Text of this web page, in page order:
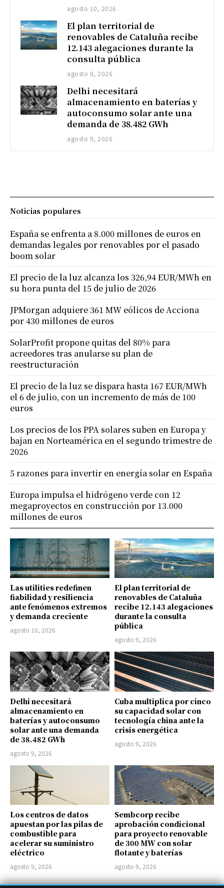
agosto 10, 2026
El plan territorial de
renovables de Cataluña recibe
12.143 alegaciones durante la
consulta pública
agosto 9, 2026
Delhi necesitará
almacenamiento en baterías y
autoconsumo solar ante una
demanda de 38.482 GWh
agosto 9, 2026
Las utilities redefinen
fiabilidad y resiliencia
ante fenómenos extremos
y demanda creciente
agosto 10, 2026
El plan territorial de
renovables de Cataluña
recibe 12.143 alegaciones
durante la consulta
pública
agosto 9, 2026
Delhi necesitará
almacenamiento en
baterías y autoconsumo
solar ante una demanda
de 38.482 GWh
agosto 9, 2026
Cuba multiplica por cinco
su capacidad solar con
tecnología china ante la
crisis energética
agosto 9, 2026
Los centros de datos
apuestan por las pilas de
combustible para
acelerar su suministro
eléctrico
agosto 9, 2026
Sembcorp recibe
aprobación condicional
para proyecto renovable
de 300 MW con solar
flotante y baterías
agosto 9, 2026
Noticias populares
España se enfrenta a 8.000 millones de euros en
demandas legales por renovables por el pasado
boom solar
El precio de la luz alcanza los 326,94 EUR/MWh en
su hora punta del 15 de julio de 2026
JPMorgan adquiere 361 MW eólicos de Acciona
por 430 millones de euros
SolarProfit propone quitas del 80% para
acreedores tras anularse su plan de
reestructuración
El precio de la luz se dispara hasta 167 EUR/MWh
el 6 de julio, con un incremento de más de 100
euros
Los precios de los PPA solares suben en Europa y
bajan en Norteamérica en el segundo trimestre de
2026
5 razones para invertir en energía solar en España
Europa impulsa el hidrógeno verde con 12
megaproyectos en construcción por 13.000
millones de euros